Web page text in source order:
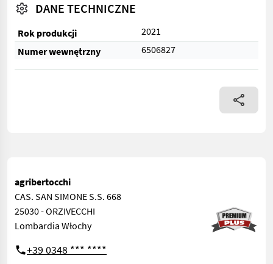
DANE TECHNICZNE
Rok produkcji
2021
Numer wewnętrzny
6506827
agribertocchi
CAS. SAN SIMONE S.S. 668
25030 - ORZIVECCHI
Lombardia Włochy
+39 0348 *** ****